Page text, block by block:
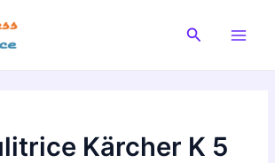
Cerca
Kärcher K 5